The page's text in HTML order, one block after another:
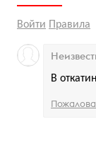
Войти Правила
В